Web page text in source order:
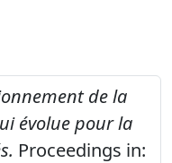
de la
évolue pour la
Proceedings in: